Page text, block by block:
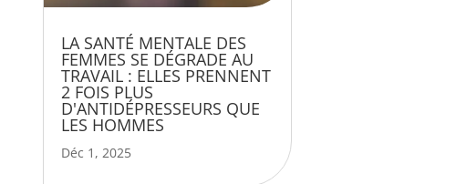
LA SANTÉ MENTALE DES
FEMMES SE DÉGRADE AU
TRAVAIL : ELLES PRENNENT
2 FOIS PLUS
D'ANTIDÉPRESSEURS QUE
LES HOMMES
Déc 1, 2025